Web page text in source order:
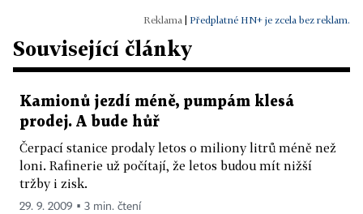
Předplatné HN+ je zcela bez reklam.
Související články
Kamionů jezdí méně, pumpám klesá
prodej. A bude hůř
Čerpací stanice prodaly letos o miliony litrů méně než
loni. Rafinerie už počítají, že letos budou mít nižší
tržby i zisk.
29. 9. 2009 ▪ 3 min. čtení